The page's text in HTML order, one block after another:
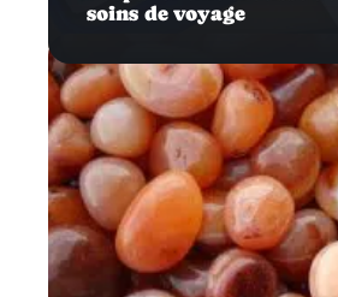
soins de voyage